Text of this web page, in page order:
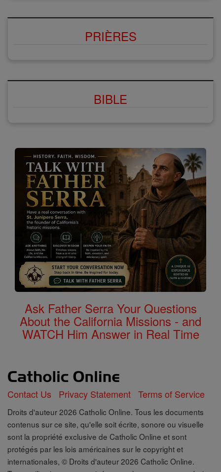
PRIÈRES
BIBLE
Ask Father Serra Your Questions
About the California Missions - and
WATCH Him Answer in Real Time
Contact Us Privacy Statement Terms of Service
Droits d'auteur 2026 Catholic Online. Tous les documents
contenus sur ce site, qu'elle soit écrite, sonore ou visuelle
sont la propriété exclusive de Catholic Online et sont
protégés par les lois américaines sur le copyright et
internationales, © Droits d'auteur 2026 Catholic Online.